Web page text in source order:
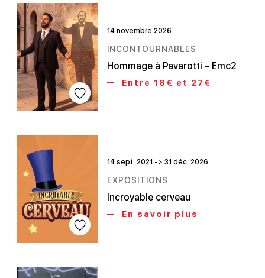
14 novembre 2026
INCONTOURNABLES
Hommage à Pavarotti – Emc2
Entre 18€ et 27€
14 sept. 2021 -> 31 déc. 2026
EXPOSITIONS
Incroyable cerveau
En savoir plus